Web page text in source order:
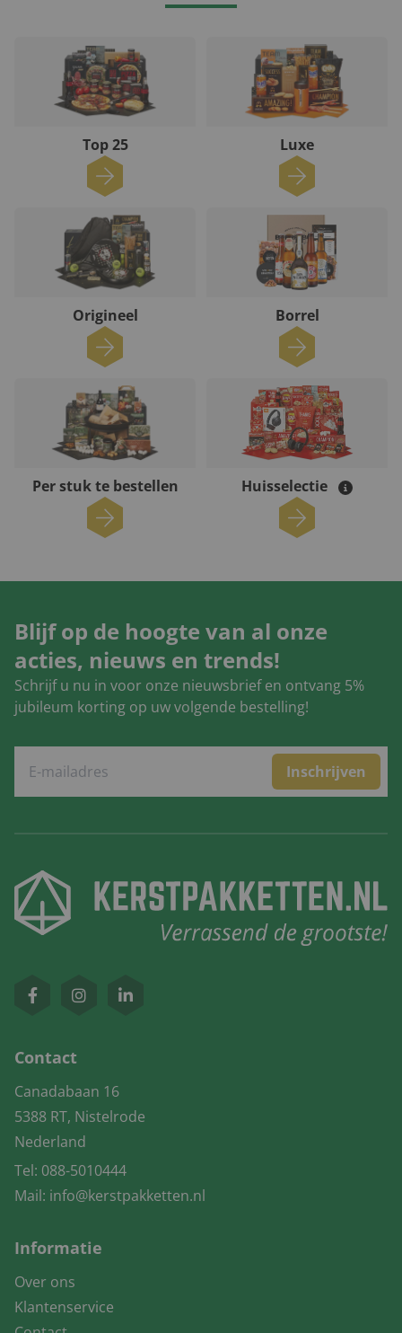
Top 25 Luxe
Origineel Borrel
Per stuk te bestellen Huisselectie
Blijf op de hoogte van al onze
acties, nieuws en trends!
Schrijf u nu in voor onze nieuwsbrief en ontvang 5%
jubileum korting op uw volgende bestelling!
Inschrijven
Contact
Canadabaan 16
5388 RT, Nistelrode
Nederland
Tel: 088-5010444
Mail: info@kerstpakketten.nl
Informatie
Over ons
Klantenservice